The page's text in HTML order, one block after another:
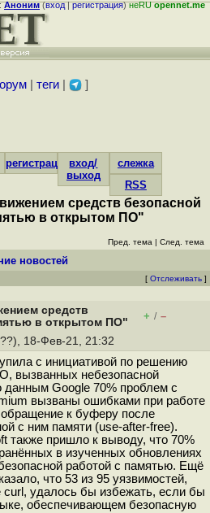
Аноним(вход|регистрация)неRUopennet.me
| теги| ]
регистрациявход/
выход
слежка
RSS
средств безопасной
в открытом ПО"
Пред. тема | След. тема
новостей
[ Отслеживать ]
средств
в открытом ПО"
+ / –
18-Фев-21, 21:32
с инициативой по решению
вызванных небезопасной
данным Google 70% проблем с
вызваны ошибками при работе
к буферу после
с ним памяти (use-after-free).
также пришло к выводу, что 70%
в изученных обновлениях
работой с памятью. Ещё
что 53 из 95 уязвимостей,
curl, удалось бы избежать, если бы
обеспечивающем безопасную